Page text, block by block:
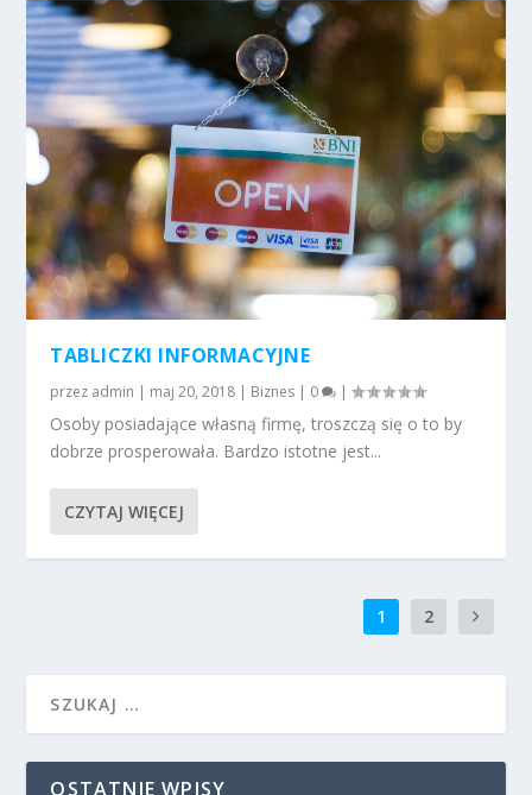
TABLICZKI INFORMACYJNE
przez admin | maj 20, 2018 | Biznes | 0 |
Osoby posiadające własną firmę, troszczą się o to by
dobrze prosperowała. Bardzo istotne jest...
CZYTAJ WIĘCEJ
1 2
OSTATNIE WPISY